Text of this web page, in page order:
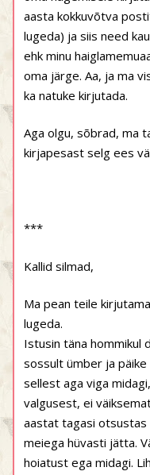
aasta kokkuvõtva
lugeda) ja siis need
ehk minu
oma järge. Aa, ja ma
ka natuke kirjutada.
Aga olgu, sõbrad, ma
kirjapesast selg ees
***
Kallid silmad,
Ma pean teile
lugeda.
Istusin täna hommikul
sossult ümber ja
sellest aga viga
valgusest, ei
aastat tagasi otsustas
meiega hüvasti jätta.
hoiatust ega midagi.